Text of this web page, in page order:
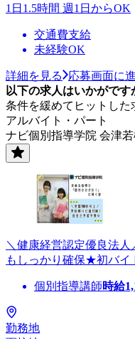
1日1.5時間 週1日からOK
交通費支給
未経験OK
詳細を見る
応募画面に
以下の求人はいかがです
条件を緩めてヒットし
アルバイト・パート
ナビ個別指導学院 会津
＼健康経営認定優良法
もしっかり確保★初バイ
個別指導講師時給
勤務地